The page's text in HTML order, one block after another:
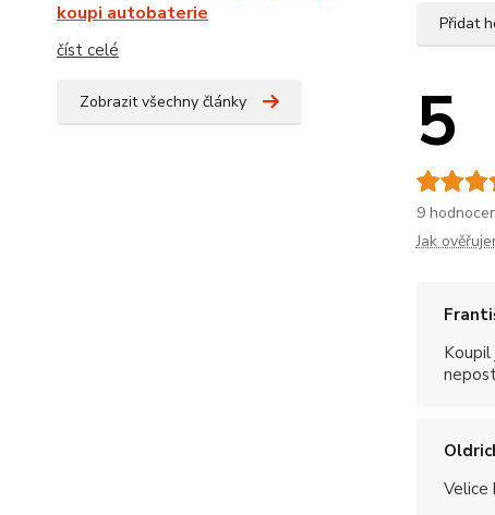
koupi autobaterie
číst celé
Zobrazit všechny články
Přidat
5
9
Jak
Velice